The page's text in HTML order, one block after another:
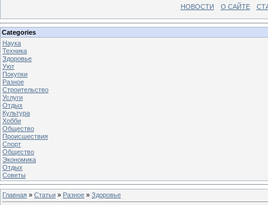
НОВОСТИ О САЙТЕ
Categories
Наука
Техника
Здоровье
Уют
Покупки
Разное
Строительство
Услуги
Отдых
Культура
Хобби
Общество
Происшествия
Спорт
Общество
Экономика
Отдых
Советы
Главная » Статьи » Разное » Здоровье